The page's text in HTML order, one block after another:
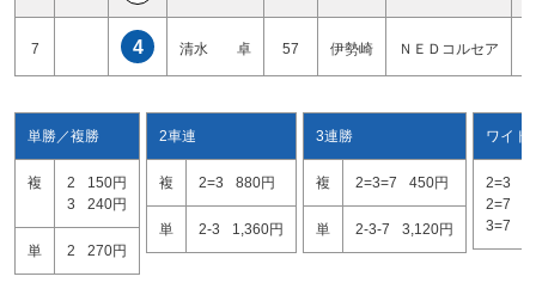
7 4 清水 卓 57 伊勢崎 ＮＥＤコルセア
単勝／複勝
複 2
150円
3
240円
単 2 270円
2車連
複 2=3 880円
単 2-3 1,360円
3連勝
複 2=3=7 450円
単 2-3-7 3,120円
ワイド
2=3
2=7
3=7